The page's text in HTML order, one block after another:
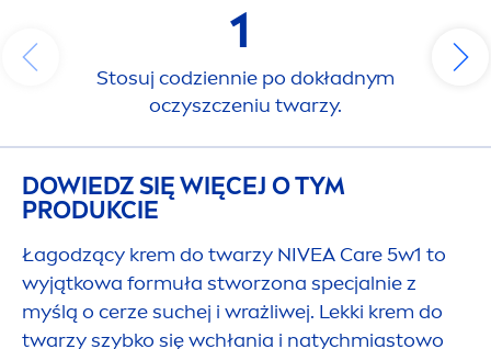
1
Stosuj codziennie po dokładnym
oczyszczeniu twarzy.
DOWIEDZ SIĘ WIĘCEJ O TYM
PRODUKCIE
Łagodzący krem do twarzy NIVEA Care5w1 to
wyjątkowa formuła stworzona specjalnie z
myślą o cerze suchej i wrażliwej. Lekki krem do
twarzy szybko się wchłania i natychmiastowo